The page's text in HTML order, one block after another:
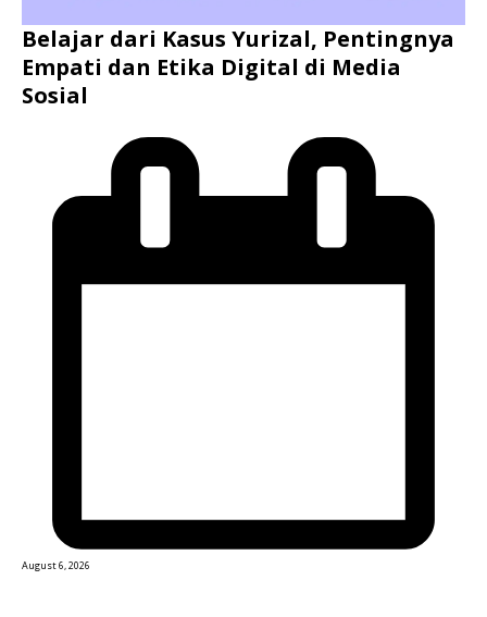
Belajar dari Kasus Yurizal, Pentingnya
Empati dan Etika Digital di Media
Sosial
August 6, 2026